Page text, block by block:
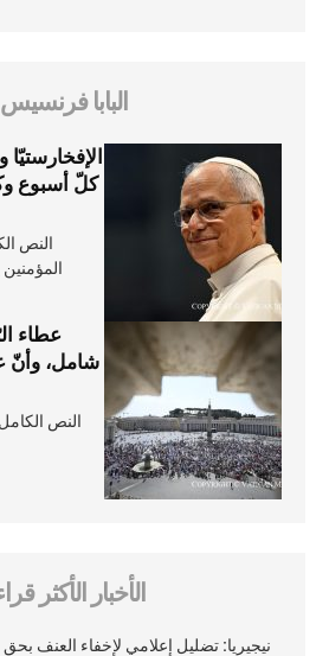
البابا فرنسيس
كلّ أسبوع
النص
المؤمنين يوم
عطاء
شامل، وأنّ
النص
الأخبار الأكثر
نيجيريا: تضليل إعلامي لإخفاء العنف